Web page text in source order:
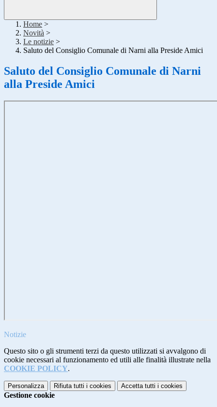
Home >
Novità >
Le notizie >
Saluto del Consiglio Comunale di Narni alla Preside Amici
Saluto del Consiglio Comunale di Narni
alla Preside Amici
Notizie
Questo sito o gli strumenti terzi da questo utilizzati si avvalgono di
cookie necessari al funzionamento ed utili alle finalità illustrate nella
COOKIE POLICY.
Personalizza Rifiuta tutti i cookies Accetta tutti i cookies
Gestione cookie